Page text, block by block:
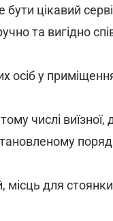
цікавий
та вигідно
осіб у
числі виїзної,
для